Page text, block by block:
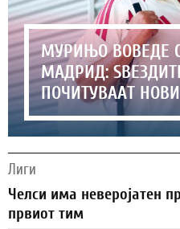
МУРИЊО ВОВЕДЕ
МАДРИД:
ПОЧИТУВААТ
Лиги
Челси има неверојатен
првиот тим